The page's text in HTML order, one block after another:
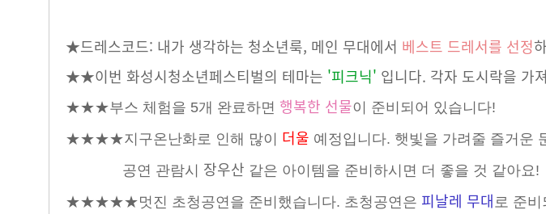
★드레스코드: 내가 생각하는 청소년룩, 메인 무대에서 베스트 드레서를 선정
★★이번 화성시청소년페스티벌의 테마는 '피크닉' 입니다. 각자 도시락을 가
★★★부스 체험을 5개 완료하면 행복한 선물이 준비되어 있습니다!
★★★★지구온난화로 인해 많이 더울 예정입니다. 햇빛을 가려줄 즐거운
공연 관람시 장우산 같은 아이템을 준비하시면 더 좋을 것 같아요!
★★★★★멋진 초청공연을 준비했습니다. 초청공연은 피날레 무대 로 준